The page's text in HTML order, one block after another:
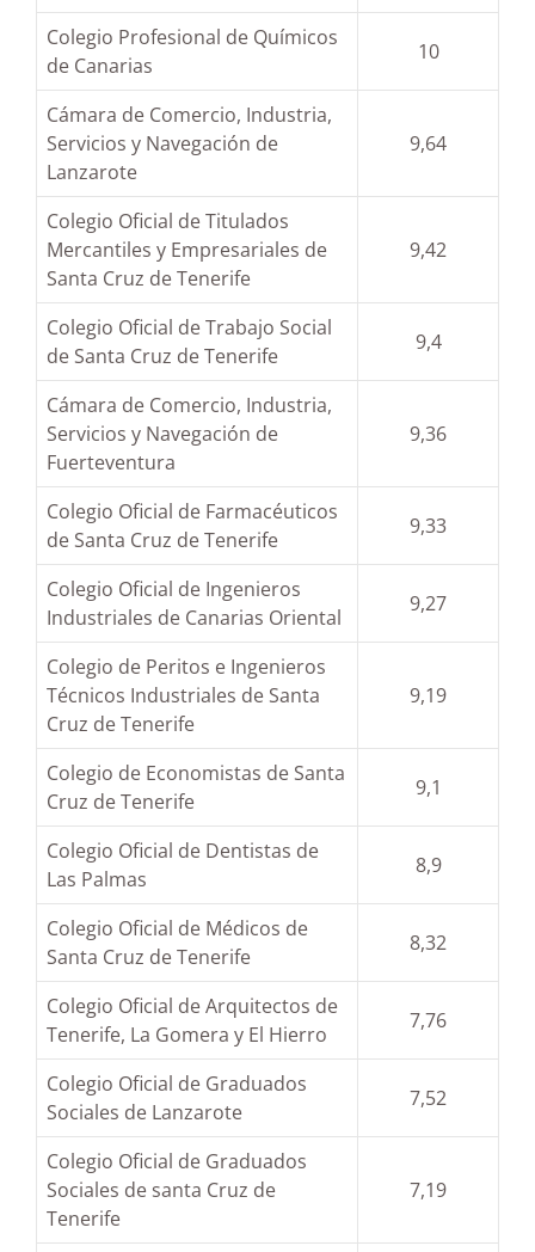
Colegio Profesional de Químicos
de Canarias
10
Cámara de Comercio, Industria,
Servicios y Navegación de
Lanzarote
9,64
Colegio Oficial de Titulados
Mercantiles y Empresariales de
Santa Cruz de Tenerife
9,42
Colegio Oficial de Trabajo Social
de Santa Cruz de Tenerife
9,4
Cámara de Comercio, Industria,
Servicios y Navegación de
Fuerteventura
9,36
Colegio Oficial de Farmacéuticos
de Santa Cruz de Tenerife
9,33
Colegio Oficial de Ingenieros
Industriales de Canarias Oriental
9,27
Colegio de Peritos e Ingenieros
Técnicos Industriales de Santa
Cruz de Tenerife
9,19
Colegio de Economistas de Santa
Cruz de Tenerife
9,1
Colegio Oficial de Dentistas de
Las Palmas
8,9
Colegio Oficial de Médicos de
Santa Cruz de Tenerife
8,32
Colegio Oficial de Arquitectos de
Tenerife, La Gomera y El Hierro
7,76
Colegio Oficial de Graduados
Sociales de Lanzarote
7,52
Colegio Oficial de Graduados
Sociales de santa Cruz de
Tenerife
7,19